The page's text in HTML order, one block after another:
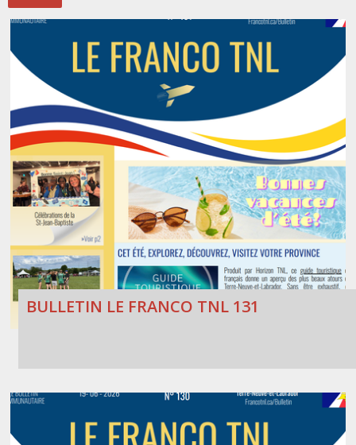
Stacy Smith
Nancy Dillon
Clare Halleran
Joseph Kayumba
Dominic Demers
Yulia Kudryakova
BULLETIN LE FRANCO TNL 131